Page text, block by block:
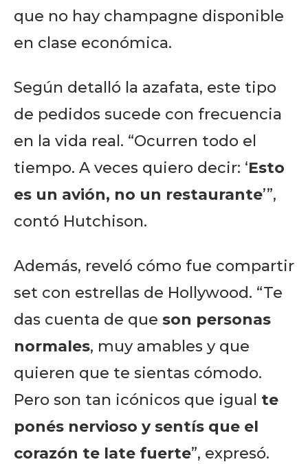
que no hay champagne disponible
en clase económica.
Según detalló la azafata, este tipo
de pedidos sucede con frecuencia
en la vida real. “Ocurren todo el
tiempo. A veces quiero decir: ‘Esto
es un avión, no un restaurante’”,
contó Hutchison.
Además, reveló cómo fue compartir
set con estrellas de Hollywood. “Te
das cuenta de que son personas
normales, muy amables y que
quieren que te sientas cómodo.
Pero son tan icónicos que igual te
ponés nervioso y sentís que el
corazón te late fuerte”, expresó.